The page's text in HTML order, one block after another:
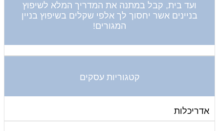
ועד בית, קבל במתנה את המדריך המלא לשיפוץ
בניינים אשר יחסוך לך אלפי שקלים בשיפוץ בניין
המגורים!
קטגוריות עסקים
אדריכלות